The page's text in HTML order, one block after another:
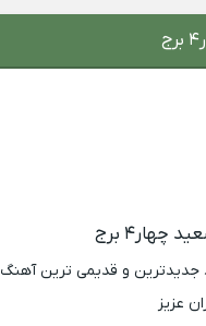
برج
جدیدترین و قدیمی ترین آهنگ
عزیز